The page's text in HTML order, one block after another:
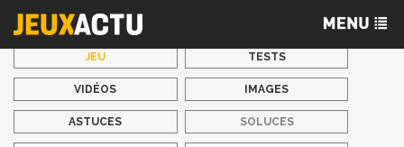
JEU TESTS
VIDÉOS IMAGES
ASTUCES SOLUCES